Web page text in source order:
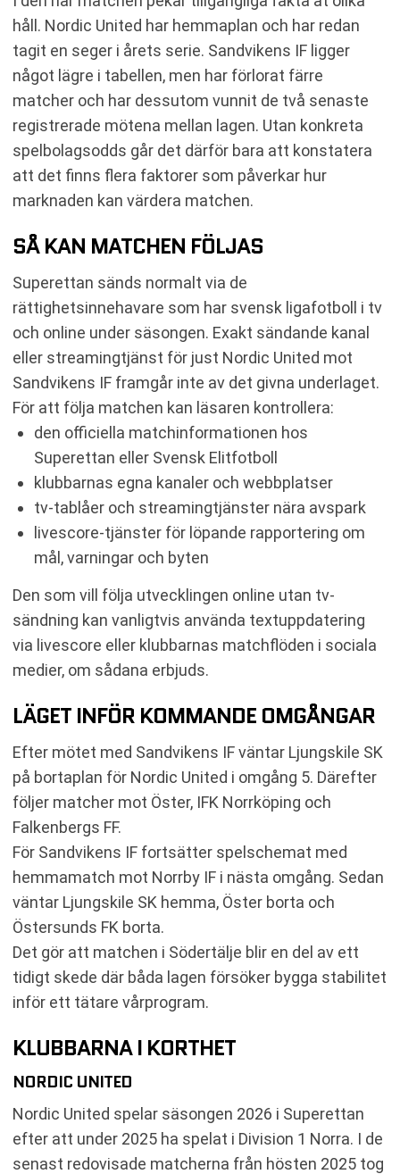
håll. Nordic United har hemmaplan och har redan
tagit en seger i årets serie. Sandvikens IF ligger
något lägre i tabellen, men har förlorat färre
matcher och har dessutom vunnit de två senaste
registrerade mötena mellan lagen. Utan konkreta
spelbolagsodds går det därför bara att konstatera
att det finns flera faktorer som påverkar hur
marknaden kan värdera matchen.
SÅ KAN MATCHEN FÖLJAS
Superettan sänds normalt via de
rättighetsinnehavare som har svensk ligafotboll i tv
och online under säsongen. Exakt sändande kanal
eller streamingtjänst för just Nordic United mot
Sandvikens IF framgår inte av det givna underlaget.
För att följa matchen kan läsaren kontrollera:
den officiella matchinformationen hos
Superettan eller Svensk Elitfotboll
klubbarnas egna kanaler och webbplatser
tv-tablåer och streamingtjänster nära avspark
livescore-tjänster för löpande rapportering om
mål, varningar och byten
Den som vill följa utvecklingen online utan tv-
sändning kan vanligtvis använda textuppdatering
via livescore eller klubbarnas matchflöden i sociala
medier, om sådana erbjuds.
LÄGET INFÖR KOMMANDE OMGÅNGAR
Efter mötet med Sandvikens IF väntar Ljungskile SK
på bortaplan för Nordic United i omgång 5. Därefter
följer matcher mot Öster, IFK Norrköping och
Falkenbergs FF.
För Sandvikens IF fortsätter spelschemat med
hemmamatch mot Norrby IF i nästa omgång. Sedan
väntar Ljungskile SK hemma, Öster borta och
Östersunds FK borta.
Det gör att matchen i Södertälje blir en del av ett
tidigt skede där båda lagen försöker bygga stabilitet
inför ett tätare vårprogram.
KLUBBARNA I KORTHET
NORDIC UNITED
Nordic United spelar säsongen 2026 i Superettan
efter att under 2025 ha spelat i Division 1 Norra. I de
senast redovisade matcherna från hösten 2025 tog